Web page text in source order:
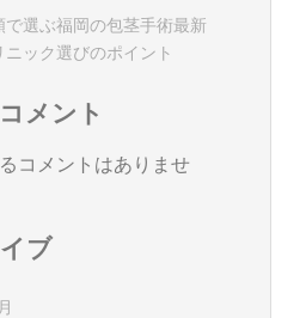
で選ぶ福岡の包茎手術最新
ニック選びのポイント
メント
コメントはありませ
ブ